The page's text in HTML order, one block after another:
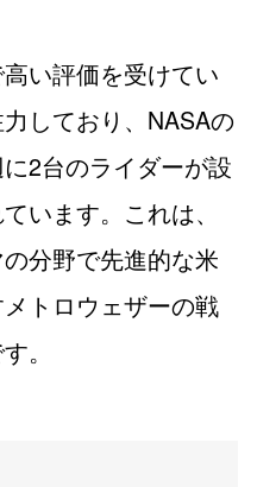
い評価を受けてい
しており、NASAの
2台のライダーが設
います。これは、
分野で先進的な米
トロウェザーの戦
。